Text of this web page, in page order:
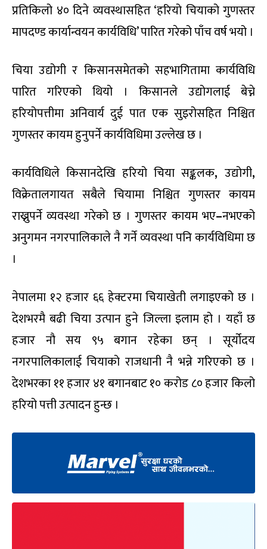
प्रतिकिलो ४० दिने व्यवस्थासहित ‘हरियो चियाको गुणस्तर
मापदण्ड कार्यान्वयन कार्यविधि’ पारित गरेको पाँच वर्ष भयो ।
चिया उद्योगी र किसानसमेतको सहभागितामा कार्यविधि
पारित गरिएको थियो । किसानले उद्योगलाई बेच्ने
हरियोपत्तीमा अनिवार्य दुई पात एक सुइरोसहित निश्चित
गुणस्तर कायम हुनुपर्ने कार्यविधिमा उल्लेख छ ।
कार्यविधिले किसानदेखि हरियो चिया सङ्कलक, उद्योगी,
विक्रेतालगायत सबैले चियामा निश्चित गुणस्तर कायम
राख्नुपर्ने व्यवस्था गरेको छ । गुणस्तर कायम भए–नभएको
अनुगमन नगरपालिकाले नै गर्ने व्यवस्था पनि कार्यविधिमा छ
।
नेपालमा १२ हजार ६६ हेक्टरमा चियाखेती लगाइएको छ ।
देशभरमै बढी चिया उत्पान हुने जिल्ला इलाम हो । यहाँ छ
हजार नौ सय ९५ बगान रहेका छन् । सूर्योदय
नगरपालिकालाई चियाको राजधानी नै भन्ने गरिएको छ ।
देशभरका ११ हजार ४१ बगानबाट १० करोड ८० हजार किलो
हरियो पत्ती उत्पादन हुन्छ ।